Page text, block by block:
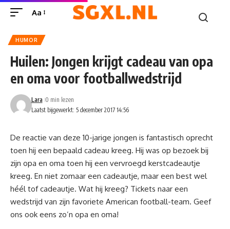
Aa
HUMOR
Huilen: Jongen krijgt cadeau van opa
en oma voor footballwedstrijd
Laatst bijgewerkt: 5 december 2017 14:56
Lara 0 min lezen
De reactie van deze 10-jarige jongen is fantastisch oprecht
toen hij een bepaald cadeau kreeg. Hij was op bezoek bij
zijn opa en oma toen hij een vervroegd kerstcadeautje
kreeg. En niet zomaar een cadeautje, maar een best wel
héél tof cadeautje. Wat hij kreeg? Tickets naar een
wedstrijd van zijn favoriete American football-team. Geef
ons ook eens zo’n opa en oma!